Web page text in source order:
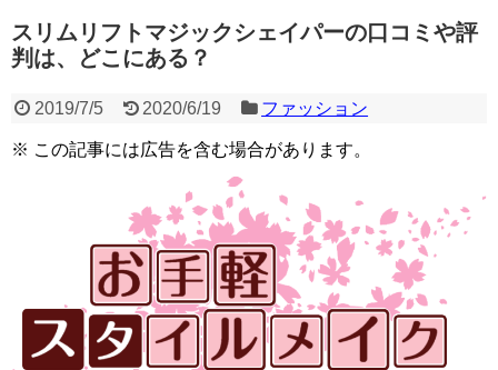
スリムリフトマジックシェイパーの口コミや評
判は、どこにある？
2019/7/5 2020/6/19 ファッション
※ この記事には広告を含む場合があります。